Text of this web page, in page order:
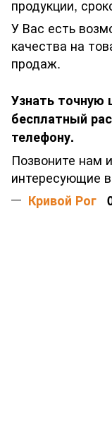
продукции,
У Вас есть
качества на
продаж.
Узнать точную
бесплатный
телефону.
Позвоните нам
интересующие
Кривой Рог